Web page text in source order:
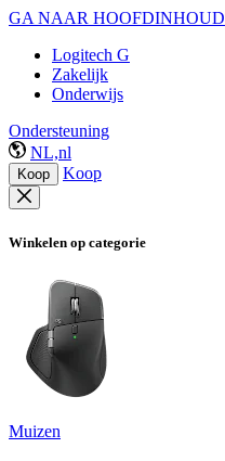
GA NAAR HOOFDINHOUD
Logitech G
Zakelijk
Onderwijs
Ondersteuning
NL,nl
Koop Koop
Winkelen op categorie
Muizen